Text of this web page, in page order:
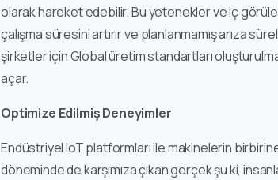
olarak hareket edebilir. Bu yetenekler ve iç
çalışma süresini artırır ve planlanmamış arıza
şirketler için Global üretim standartları
açar.
Optimize Edilmiş Deneyimler
Endüstriyel IoT platformları ile makinelerin
döneminde de karşımıza çıkan gerçek şu ki,